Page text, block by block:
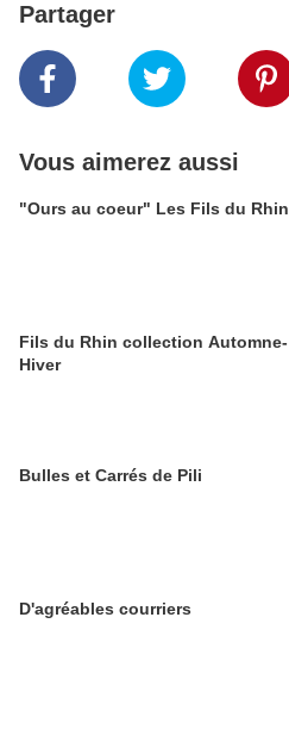
Partager
Vous aimerez aussi
"Ours au coeur" Les Fils du Rhin
Fils du Rhin collection Automne-
Hiver
Bulles et Carrés de Pili
D'agréables courriers